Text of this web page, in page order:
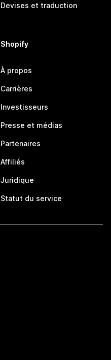
Devises et traduction
Shopify
À propos
Carrières
Investisseurs
Presse et médias
Partenaires
Affiliés
Juridique
Statut du service